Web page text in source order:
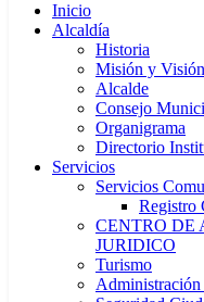
Inicio
Alcaldía
Historia
Misión y Visión
Alcalde
Consejo
Organigrama
Directorio
Servicios
Servicios
Registro
CENTRO DE
JURIDICO
Turismo
Administración